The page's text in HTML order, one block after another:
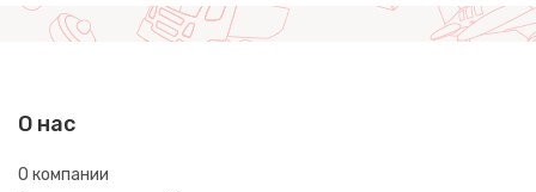
О нас
О компании